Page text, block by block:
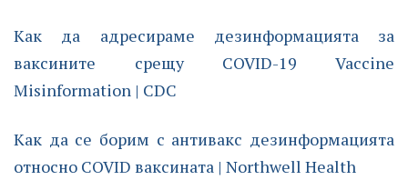
Как да адресираме дезинформацията за
ваксините срещу COVID-19 Vaccine
Misinformation | CDC
Как да се борим с антивакс дезинформацията
относно COVID ваксината | Northwell Health